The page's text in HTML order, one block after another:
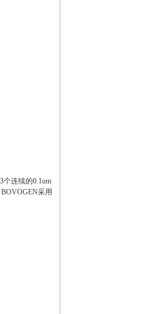
连续的0.1um
采用